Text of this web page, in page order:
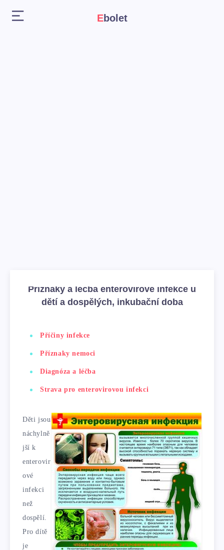
Ebolet
Příznaky a léčba enterovirové infekce u
dětí a dospělých, inkubační doba
Příčiny infekce
Příznaky nemoci
Diagnóza a léčba
Strava pro enterovirovou infekci
Děti jsou
náchylně
jší k
enterovir
ové
infekci
než
dospělí.
Pro dítě
je